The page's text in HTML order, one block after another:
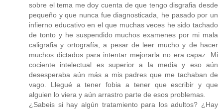
sobre el tema me doy cuenta de que tengo disgrafia desde
pequeño y que nunca fue diagnosticada, he pasado por un
infierno educativo en el que muchas veces he sido tachado
de tonto y he suspendido muchos examenes por mi mala
caligrafia y ortografía, a pesar de leer mucho y de hacer
muchos dictados para intentar mejorarla no era capaz. Mi
cociente intelectual es superior a la media y eso aún
desesperaba aún más a mis padres que me tachaban de
vago. Llegué a tener fobia a tener que escribir y que
alguien lo viera y aún arrastro parte de esos problemas.
¿Sabeis si hay algún tratamiento para los adultos? ¿Hay